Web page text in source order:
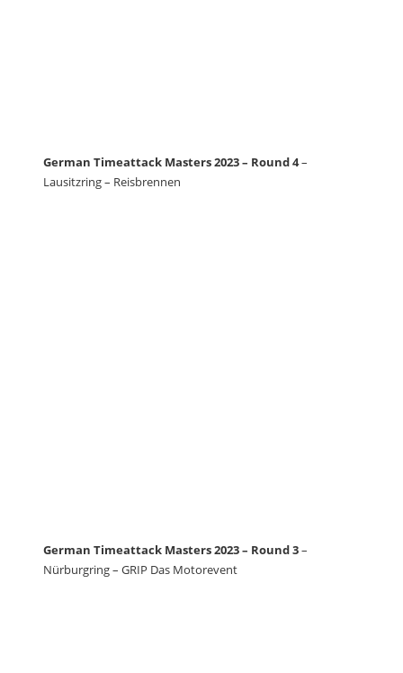
German Timeattack Masters 2023 – Round 4–
Lausitzring – Reisbrennen
German Timeattack Masters 2023 – Round 3–
Nürburgring – GRIP Das Motorevent